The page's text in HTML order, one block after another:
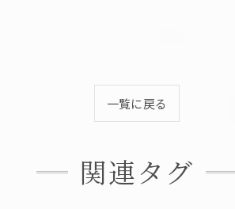
一覧に戻る
関連タグ